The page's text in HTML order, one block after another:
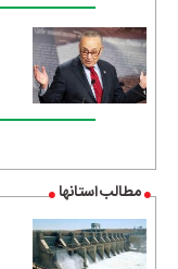
مطالب استانها